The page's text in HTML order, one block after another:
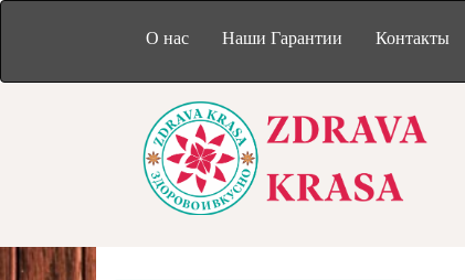
О нас Наши Гарантии Контакты